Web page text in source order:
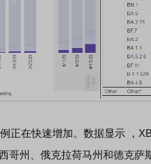
在快速增加。数据显示 ，
州、俄克拉荷马州和德克萨